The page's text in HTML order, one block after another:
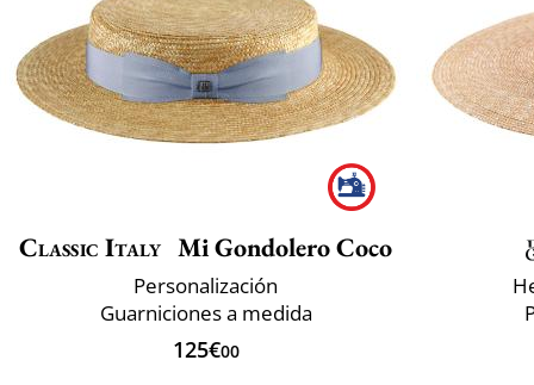
Classic Italy Mi Gondolero Coco
Personalización
Guarniciones a medida
125€00